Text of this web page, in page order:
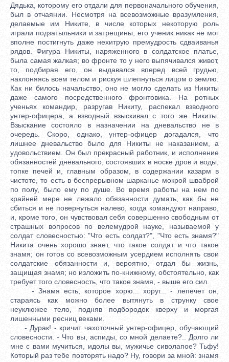
Дядька, которому его отдали для первоначального обучения,
был в отчаянии. Несмотря на всевозможные вразумления,
делаемые им Никите, в числе которых некоторую роль
играли подзатыльники и затрещины, его ученик никак не мог
вполне постигнуть даже нехитрую премудрость сдваиванья
рядов. Фигура Никиты, наряженного в солдатское платье,
была самая жалкая; во фронте то у него выпячивался живот,
то, подбирая его, он выдавался вперед всей грудью,
наклоняясь всем телом и рискуя шлепнуться лицом о землю.
Как ни билось начальство, оно не могло сделать из Никиты
даже самого посредственного фронтовика. На ротных
ученьях командир, разругав Никиту, распекал взводного
унтер-офицера, а взводный взыскивал с того же Никиты.
Взыскание состояло в назначении на дневальство не в
очередь. Скоро, однако, унтер-офицер догадался, что
лишнее дневальство было для Никиты не наказанием, а
удовольствием. Он был прекрасный работник, и исполнение
обязанностей дневального, состоявших в носке дров и воды,
топке печей и, главным образом, в содержании казарм в
чистоте, то есть в беспрерывном шарканье мокрой шваброй
по полу, было ему по душе. Во время работы на нем по
крайней мере не лежало обязанности думать, как бы не
сбиться и не повернуться налево, когда командуют направо,
и, кроме того, он чувствовал себя совершенно свободным от
страшных вопросов по велемудрой науке, называемой у
солдат словесностью: "Что есть солдат?", "Что есть знамя?"
Никита очень хорошо знает, что такое солдат и что такое
знамя; он готов со всевозможным усердием исполнять свои
солдатские обязанности и, вероятно, отдал бы жизнь,
защищая знамя; но изложить по-книжному, обстоятельно, как
требует того словесность, что такое знамя, - выше его сил.
- Знамя есть, которое хорю... хоруг... - лепечет он,
стараясь как можно более вытянуть в струнку свое
неуклюжее тело, подняв подбородок кверху и моргая
лишенными ресниц веками.
- Дурак! - кричит чахоточный унтер-офицер, обучающий
словесности. - Что вы, аспиды, со мной делаете?.. Долго ли
мне с вами мучиться, идолы вы, мужичье сиволапое? Тьфу!
Который раз тебе повторять надо? Ну, говори за мной: знамя